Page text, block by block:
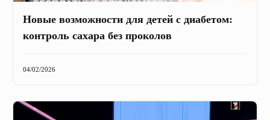
Новые возможности для детей с диабетом:
контроль сахара без проколов
04/02/2026